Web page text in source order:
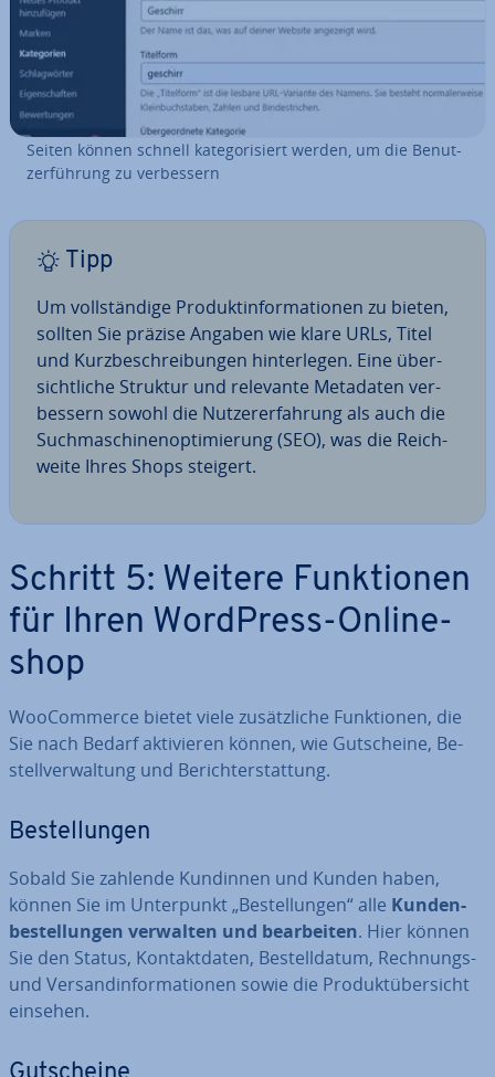
Seiten können schnell ka­te­go­ri­siert werden, um die Be­nut­
zer­füh­rung zu ver­bes­sern
Tipp
Um voll­stän­di­ge Pro­dukt­in­for­ma­tio­nen zu bieten,
sollten Sie präzise Angaben wie klare URLs, Titel
und Kurz­be­schrei­bun­gen hin­ter­le­gen. Eine über­
sicht­li­che Struktur und relevante Metadaten ver­
bes­sern sowohl die Nut­zer­er­fah­rung als auch die
Such­ma­schi­nen­op­ti­mie­rung (SEO), was die Reich­
wei­te Ihres Shops steigert.
Schritt 5: Weitere Funk­tio­nen
für Ihren WordPress-On­line­
shop
Woo­Com­mer­ce bietet viele zu­sätz­li­che Funk­tio­nen, die
Sie nach Bedarf ak­ti­vie­ren können, wie Gut­schei­ne, Be­
stell­ver­wal­tung und Be­richt­erstat­tung.
Be­stel­lun­gen
Sobald Sie zahlende Kundinnen und Kunden haben,
können Sie im Un­ter­punkt „Be­stel­lun­gen“ alle Kun­den­
be­stel­lun­gen verwalten und be­ar­bei­ten. Hier können
Sie den Status, Kon­takt­da­ten, Be­stell­da­tum, Rechnungs-
und Ver­sand­in­for­ma­tio­nen sowie die Pro­dukt­über­sicht
einsehen.